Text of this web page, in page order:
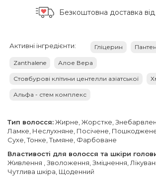
Безкоштовна доставка
Активні інгредієнти: Гліцерин
Zanthalene Алое Вера
Стовбурові клітини центелли азіатської
Альфа - стем комплекс
Тип волосся:Жирне, Жорстке,
Ламке, Неслухняне, Посічене,
Сухе, Тонке, Тьмяне, Фарбоване
Властивості для волосся та шкіри
Живлення , Зволоження, Зміцнення,
Чутлива шкіра, Щоденний